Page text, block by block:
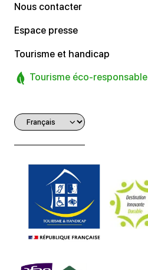
Nous contacter
Espace presse
Tourisme et handicap
Tourisme éco-responsable